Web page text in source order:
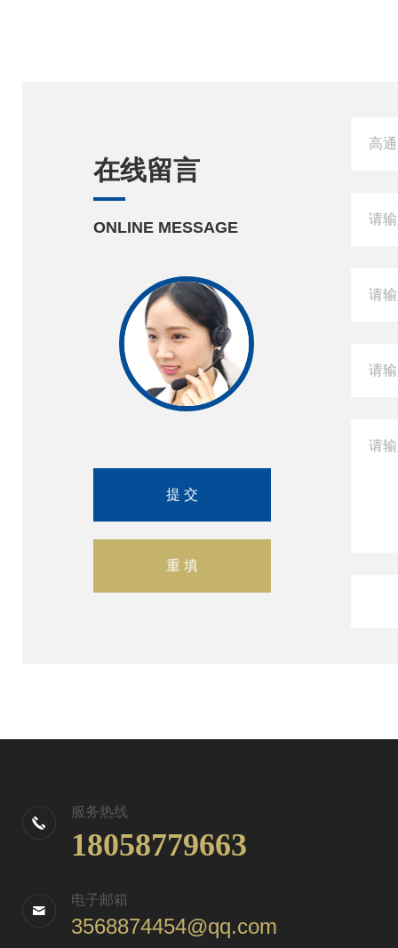
在线留言
ONLINE MESSAGE
服务热线
18058779663
电子邮箱
3568874454@qq.com